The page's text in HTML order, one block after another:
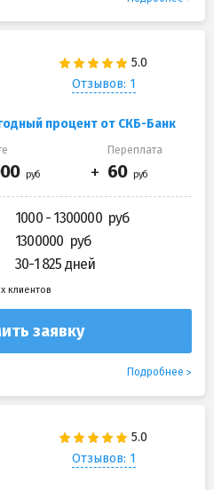
Отзывов: 1
процент от СКБ-Банк
Переплата
1000 - 1300000
1300000
30-1 825 дней
клиентов
заявку
Подробнее
Отзывов: 1